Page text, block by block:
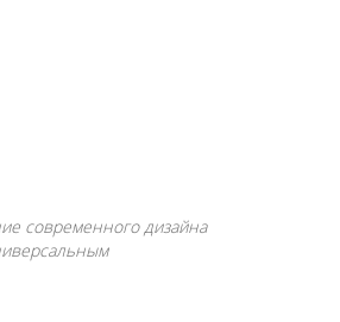
современного дизайна